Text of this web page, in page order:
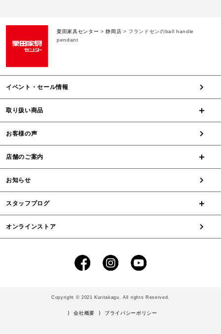
栗田家具センター >静岡店 > フランドセンのball handle
pendant
イベント・セール情報
取り扱い商品
お客様の声
店舗のご案内
お知らせ
スタッフブログ
オンラインストア
Copyright © 2021 Kuritakagu. All rights Reserved.
⟩ 会社概要 ⟩ プライバシーポリシー